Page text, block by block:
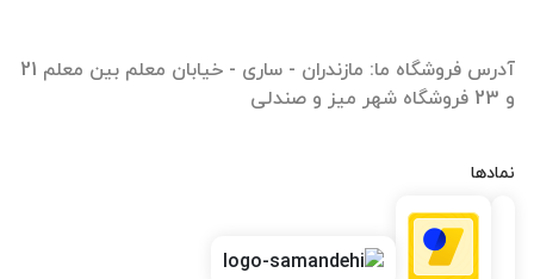
آدرس فروشگاه ما: مازندران - ساری - خیابان معلم بین معلم 21
و 23 فروشگاه شهر میز و صندلی
نمادها